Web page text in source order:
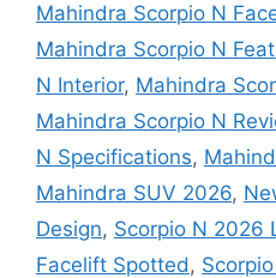
Mahindra Scorpio N
Mahindra Scorpio N
N Interior, Mahindra
Mahindra Scorpio N
N Specifications,
Mahindra SUV 2026,
Design, Scorpio N 2026
Facelift Spotted,